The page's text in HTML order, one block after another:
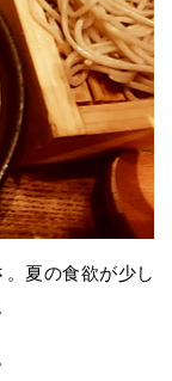
夏の食欲が少し